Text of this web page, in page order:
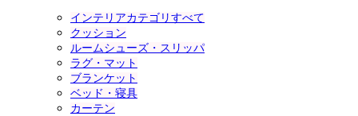
インテリアカテゴリすべて
クッション
ルームシューズ・スリッパ
ラグ・マット
ブランケット
ベッド・寝具
カーテン